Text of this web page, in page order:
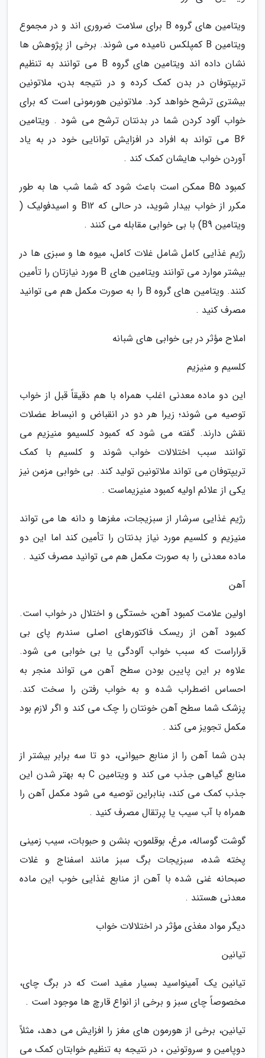
ویتامین های گروه B برای سلامت ضروری اند و در مجموع
ویتامین B کمپلکس نامیده می شوند. برخی از پژوهش ها
نشان داده اند ویتامین های گروه B می توانند به تنظیم
تریپتوفان در بدن کمک کرده و در نتیجه بدن، ملاتونین
بیشتری ترشح خواهد کرد. ملاتونین هورمونی است که برای
خواب آلود کردن شما در بدنتان ترشح می شود . ویتامین
B6 می تواند به افراد در افزایش توانایی خود در به یاد
آوردن خواب هایشان کمک کند .
کمبود B5 ممکن است باعث شود که شما شب ها به طور
مکرر از خواب بیدار شوید، در حالی که B12 و اسیدفولیک (
ویتامین B9) با بی خوابی مقابله می کنند .
رژیم غذایی کامل شامل غلات کامل، میوه ها و سبزی ها در
بیشتر موارد می توانند ویتامین های B مورد نیازتان را تأمین
کنند. ویتامین های گروه B را به صورت مکمل هم می توانید
مصرف کنید .
املاح مؤثر در بی خوابی های شبانه
کلسیم و منیزیم
این دو ماده معدنی اغلب همراه با هم دقیقاً قبل از خواب
توصیه می شوند؛ زیرا هر دو در انقباض و انبساط عضلات
نقش دارند. گفته می شود که کمبود کلسیمو منیزیم می
توانند سبب اختلالات خواب شوند و کلسیم با کمک
تریپتوفان می تواند ملاتونین تولید کند. بی خوابی مزمن نیز
یکی از علائم اولیه کمبود منیزیماست .
رژیم غذایی سرشار از سبزیجات، مغزها و دانه ها می تواند
منیزیم و کلسیم مورد نیاز بدنتان را تأمین کند اما این دو
ماده معدنی را به صورت مکمل هم می توانید مصرف کنید .
آهن
اولین علامت کمبود آهن، خستگی و اختلال در خواب است.
کمبود آهن از ریسک فاکتورهای اصلی سندرم پای بی
قراراست که سبب خواب آلودگی یا بی خوابی می شود.
علاوه بر این پایین بودن سطح آهن می تواند منجر به
احساس اضطراب شده و به خواب رفتن را سخت کند.
پزشک شما سطح آهن خونتان را چک می کند و اگر لازم بود
مکمل تجویز می کند .
بدن شما آهن را از منابع حیوانی، دو تا سه برابر بیشتر از
منابع گیاهی جذب می کند و ویتامین C به بهتر شدن این
جذب کمک می کند، بنابراین توصیه می شود مکمل آهن را
همراه با آب سیب یا پرتقال مصرف کنید .
گوشت گوساله، مرغ، بوقلمون، بنشن و حبوبات، سیب زمینی
پخته شده، سبزیجات برگ سبز مانند اسفناج و غلات
صبحانه غنی شده با آهن از منابع غذایی خوب این ماده
معدنی هستند .
دیگر مواد مغذی مؤثر در اختلالات خواب
تیانین
تیانین یک آمینواسید بسیار مفید است که در برگ چای،
مخصوصاً چای سبز و برخی از انواع قارچ ها موجود است .
تیانین، برخی از هورمون های مغز را افزایش می دهد، مثلاً
دوپامین و سروتونین ، در نتیجه به تنظیم خوابتان کمک می